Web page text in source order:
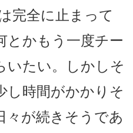
完全に止まって
とかもう一度チー
いたい。しかしそ
し時間がかかりそ
々が続きそうであ